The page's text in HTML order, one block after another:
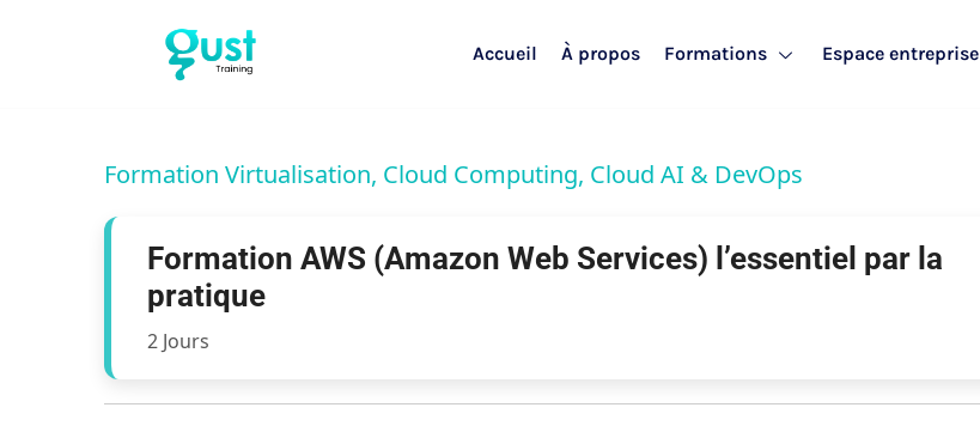
Accueil À propos Formations Espace entreprise
Formation Virtualisation, Cloud Computing, Cloud AI & DevOps
Formation AWS (Amazon Web Services) l’essentiel par la
pratique
2 Jours